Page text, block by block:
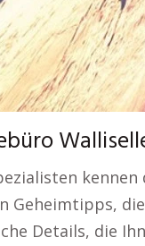
Geheimtipps,
Details, die